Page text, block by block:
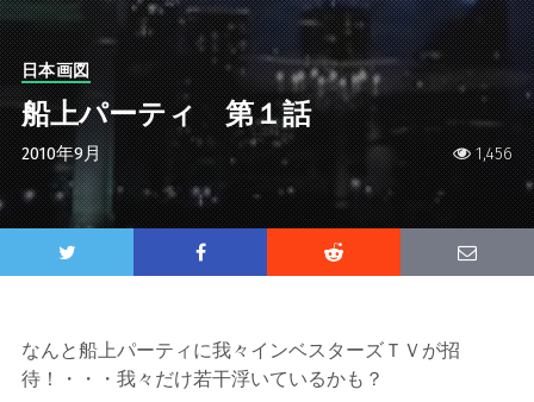
1,456
日本画図
船上パーティ 第１話
2010年9月
なんと船上パーティに我々インベスターズＴＶが招
待！・・・我々だけ若干浮いているかも？